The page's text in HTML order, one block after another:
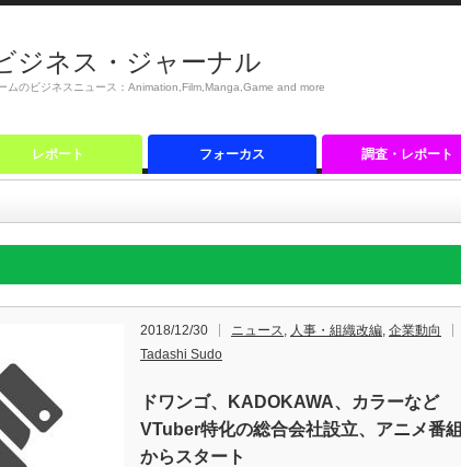
ジネス・ジャーナル
ムのビジネスニュース：Animation,Film,Manga,Game and more
レポート フォーカス 調査・レポート
2018/12/30 ニュース, 人事・組織改編, 企業動向
Tadashi Sudo
ドワンゴ、KADOKAWA、カラーなど
VTuber特化の総合会社設立、アニメ番組
からスタート